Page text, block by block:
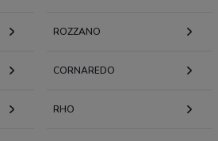
ROZZANO
CORNAREDO
RHO